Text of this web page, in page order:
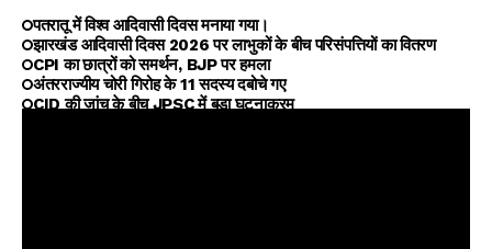
पतरातू में विश्व आदिवासी दिवस मनाया गया।
झारखंड आदिवासी दिवस 2026 पर लाभुकों के बीच परिसंपत्तियों का वितरण
CPI का छात्रों को समर्थन, BJP पर हमला
अंतरराज्यीय चोरी गिरोह के 11 सदस्य दबोचे गए
CID की जांच के बीच JPSC में बड़ा घटनाक्रम